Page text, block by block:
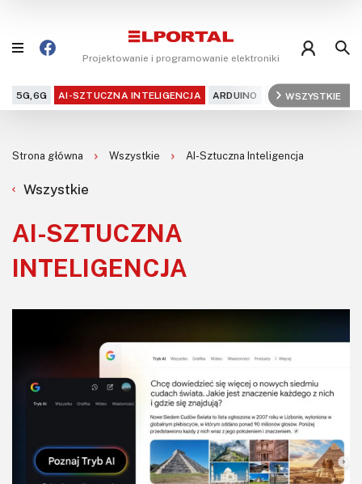
Projektowanie i programowanie elektroniki
5G,6G AI-SZTUCZNA INTELIGENCJA ARDUINO ARM AUDIO
WSZYSTKIE
DIY+
KITy AVT
Kontakt
Newsletter
Magazyny
Strona główna Wszystkie AI-Sztuczna Inteligencja
Wszystkie
AI-SZTUCZNA
INTELIGENCJA